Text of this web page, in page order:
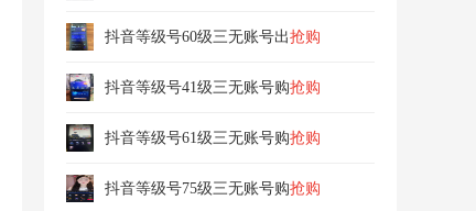
抖音等级号60级三无账号出抢购
抖音等级号41级三无账号购抢购
抖音等级号61级三无账号购抢购
抖音等级号75级三无账号购抢购
5小时前，181****8983 成功买卖了快手大哥号